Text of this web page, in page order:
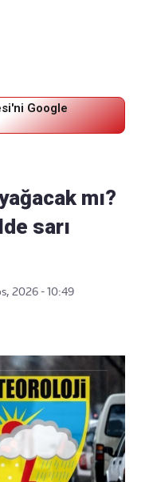
Google
mı?
sarı
2026 - 10:49